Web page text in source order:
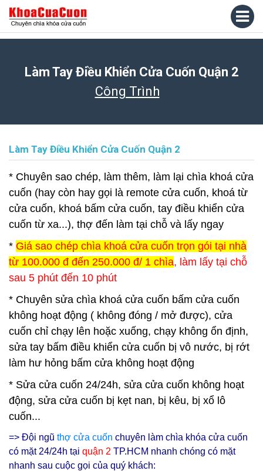
Làm Tay Điều Khiển Cửa Cuốn Quận 2
Công Trình
Làm Tay Điều Khiển Cửa Cuốn Quận 2
* Chuyên sao chép, làm thêm, làm lại chìa khoá cửa
cuốn (hay còn hay gọi là remote cửa cuốn, khoá từ
cửa cuốn, khoá bấm cửa cuốn, tay điều khiển cửa
cuốn từ xa...), thợ đến làm tại chỗ và lấy ngay
* Giá sao chép chìa khoá cửa cuốn trọn gói tại nhà
từ 100.000 đ đến 250.000 đ/ 1 chìa, làm lấy tại chỗ
sau 5 phút đến 10 phút
* Chuyên sửa chìa khoá cửa cuốn bấm cửa cuốn
không hoạt động ( không đóng / mở được), cửa
cuốn chỉ chạy lên hoặc xuống, chạy không ổn định,
sửa tay bấm điều khiển cửa cuốn bị vô nước, bị rớt
làm hư hỏng bấm cửa không hoạt động
* Sửa cửa cuốn 24/24h, sửa cửa cuốn không hoạt
động, sửa cửa cuốn bị kẹt nan, bị kêu, bị xổ lô
cuốn...
=> Đội ngũ thợ cửa cuốn chuyên làm chìa khóa cửa cuốn
có mặt 24/24h tại quận 2 TP.HCM nhanh chóng có mặt
nhanh sau cuộc gọi của quý khách: